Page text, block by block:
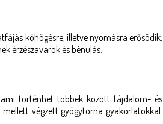
köhögésre, illetve nyomásra erősödik.
érzészavarok és bénulás.
történhet többek között fájdalom- és
mellett végzett gyógytorna gyakorlatokkal.